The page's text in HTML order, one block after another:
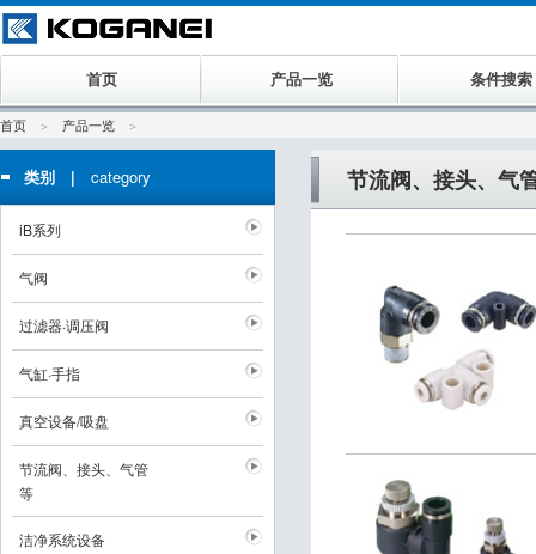
首页 产品一览 条件搜索
首页 产品一览
节流阀、接头、气
类别 | category
iB系列
气阀
过滤器·调压阀
气缸·手指
真空设备/吸盘
节流阀、接头、气管
等
洁净系统设备